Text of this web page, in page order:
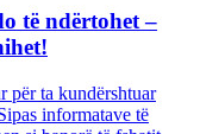
të ndërtohet –
për ta kundërshtuar
informatave të